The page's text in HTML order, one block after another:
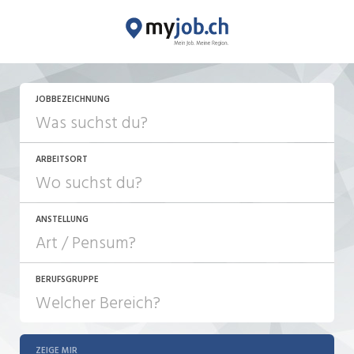
JOBBEZEICHNUNG
ARBEITSORT
ANSTELLUNG
JOB-TYP
Festanstellung
BERUFSGRUPPE
ZEIGE MIR